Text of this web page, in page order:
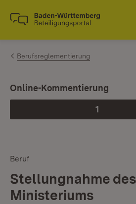
Zum Inhalt springen
Link zur Startseite
Berufsreglementierung
Phase
1
:
Online-Kommentierung
Beruf
Stellungnahme des
Ministeriums